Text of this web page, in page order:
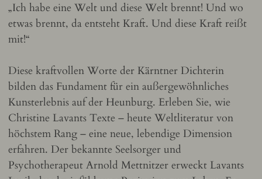
„Ich habe eine Welt und diese Welt brennt! Und wo
etwas brennt, da entsteht Kraft. Und diese Kraft reißt
mit!“
Diese kraftvollen Worte der Kärntner Dichterin
bilden das Fundament für ein außergewöhnliches
Kunsterlebnis auf der Heunburg. Erleben Sie, wie
Christine Lavants Texte – heute Weltliteratur von
höchstem Rang – eine neue, lebendige Dimension
erfahren. Der bekannte Seelsorger und
Psychotherapeut Arnold Mettnitzer erweckt Lavants